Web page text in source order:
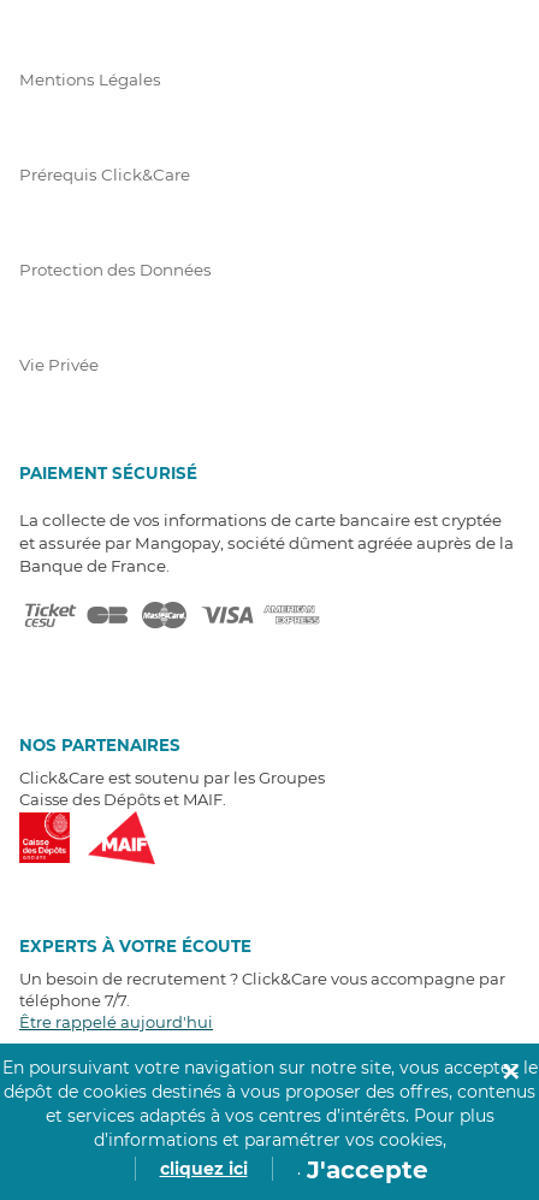
Mentions Légales
Prérequis Click&Care
Protection des Données
Vie Privée
PAIEMENT SÉCURISÉ
La collecte de vos informations de carte bancaire est cryptée
et assurée par Mangopay, société dûment agréée auprès de la
Banque de France.
NOS PARTENAIRES
Click&Care est soutenu par les Groupes
Caisse des Dépôts et MAIF.
EXPERTS À VOTRE ÉCOUTE
Un besoin de recrutement ? Click&Care vous accompagne par
téléphone 7/7
Être rappelé aujourd'hui
TÉMOIGNAGES CLIENTS
4,6/5
Avis clientsrécoltés sur
Google
En poursuivant votre navigation sur notre site, vous acceptez le
dépôt de cookies destinés à vous proposer des offres, contenus
et services adaptés à vos centres d’intérêts. Pour plus
d’informations et paramétrer vos cookies,
cliquez ici
. J'accepte
✕